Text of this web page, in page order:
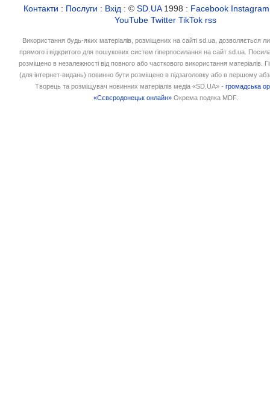
Контакти : Послуги : Вхід : ©SD.UA1998 : Facebook Instagram
YouTube Twitter TikTok rss
Використання будь-яких матеріалів, розміщених на сайті sd.ua, дозволяється
прямого і відкритого для пошукових систем гіперпосилання на сайт sd.ua.
розміщено в незалежності від повного або часткового використання матеріалів.
(для інтернет-видань) повинно бути розміщено в підзаголовку або в першому
Творець та розміщувач новинних матеріалів медіа «SD.UA» -громадська
«Сєвєродонецьк онлайн» Окрема подяка MDF.